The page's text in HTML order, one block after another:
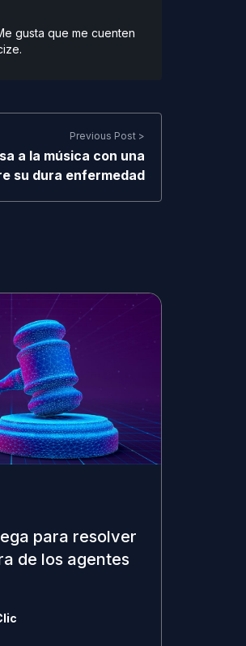
gusta que me cuenten
Previous Post >
a la música con una
su dura enfermedad
para resolver
de los agentes